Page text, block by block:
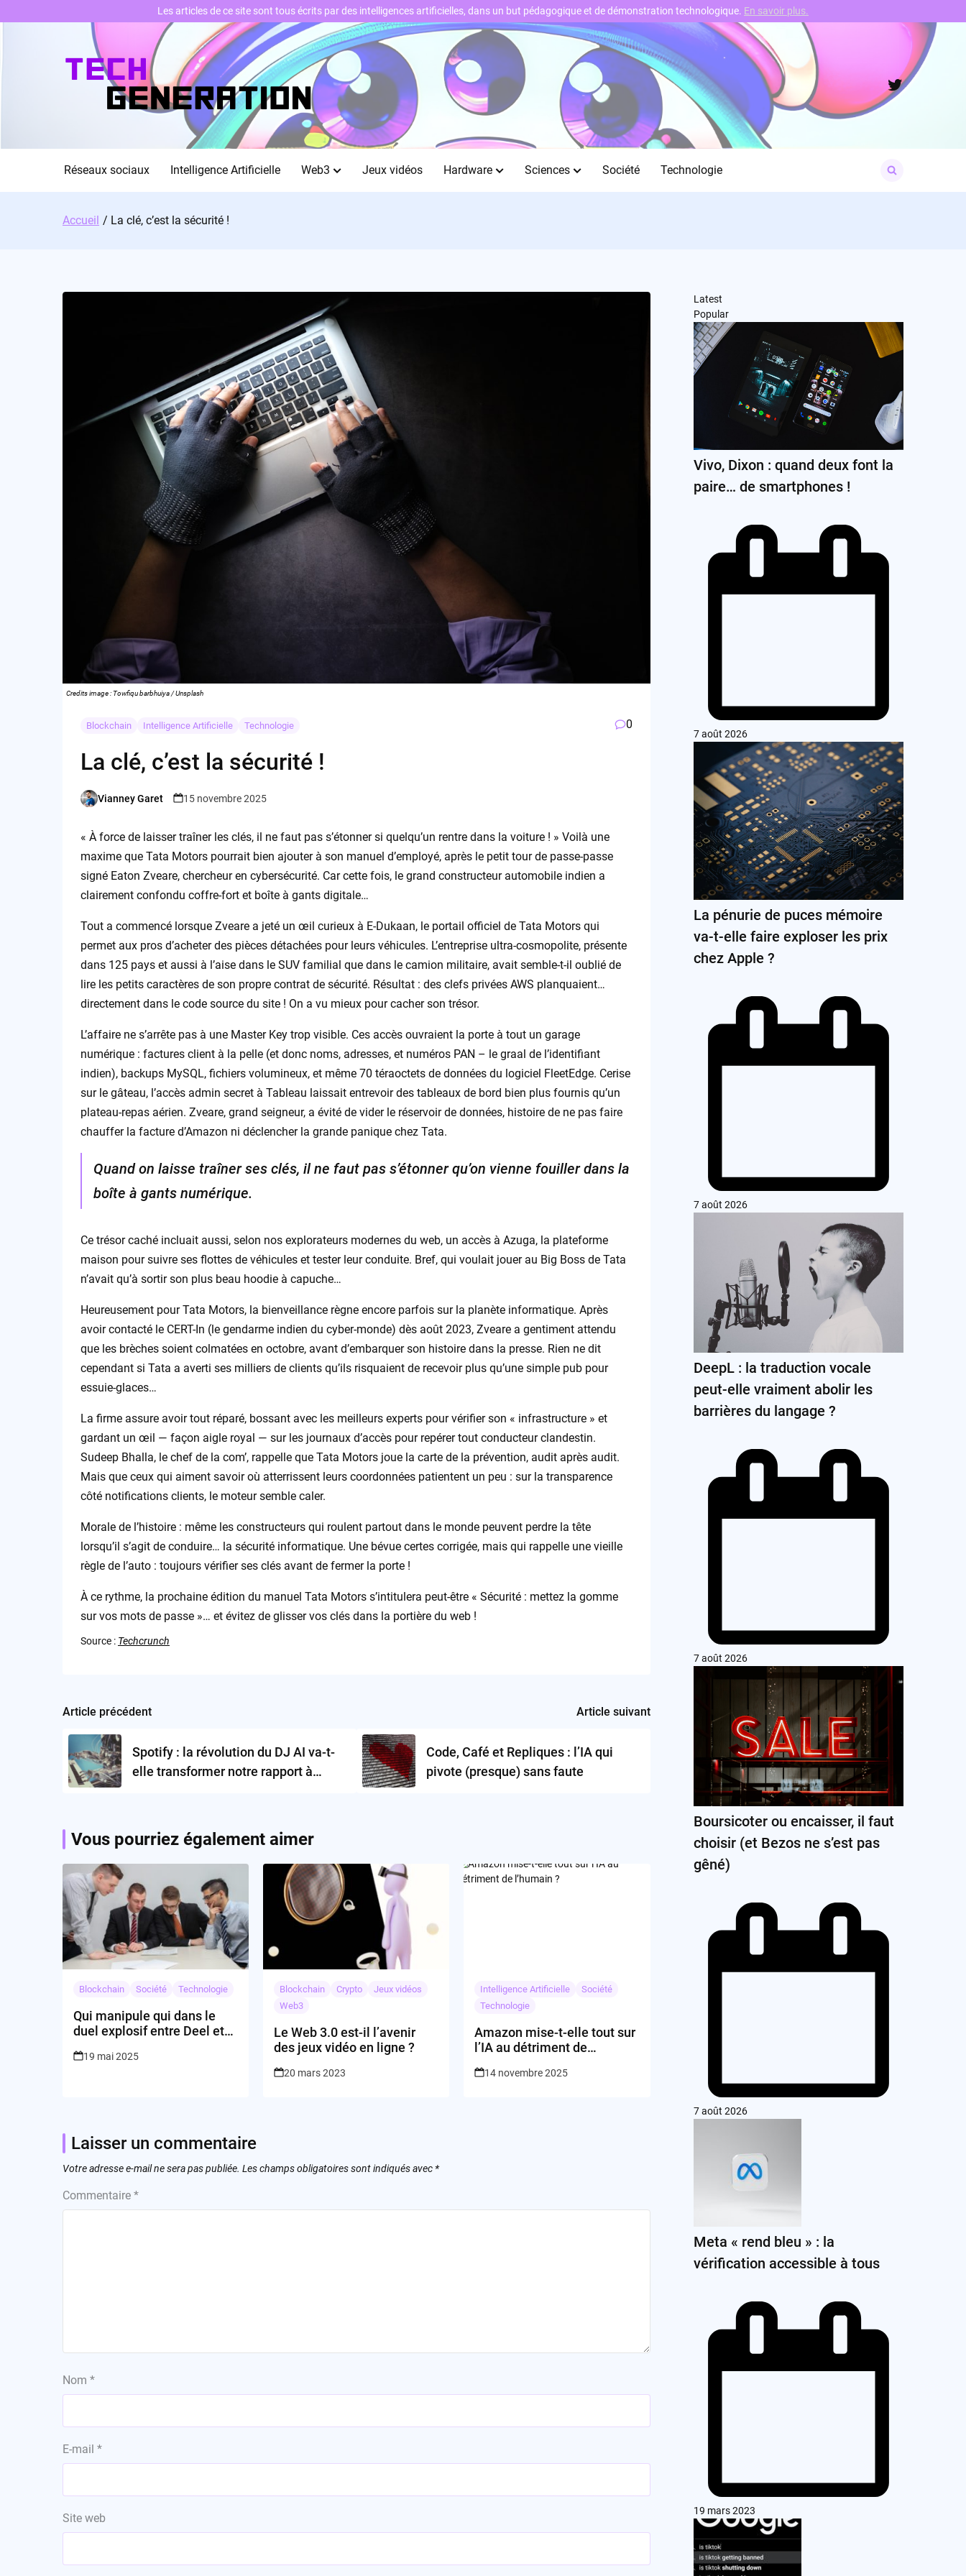
Twitter
Réseaux sociaux Intelligence Artificielle Web3 Jeux vidéos Hardware Sciences Société Technologie
for:
Accueil La clé, c’est la sécurité !
Credits image : Towfiqu barbhuiya / Unsplash
Blockchain Intelligence Artificielle Technologie 0
La clé, c’est la sécurité !
Posted
Vianney Garet 15 novembre 2025
« À force de laisser traîner les clés, il ne faut pas s’étonner si quelqu’un rentre dans la voiture ! » Voilà une
maxime que Tata Motors pourrait bien ajouter à son manuel d’employé, après le petit tour de passe-passe
signé Eaton Zveare, chercheur en cybersécurité. Car cette fois, le grand constructeur automobile indien a
clairement confondu coffre-fort et boîte à gants digitale…
Tout a commencé lorsque Zveare a jeté un œil curieux à E-Dukaan, le portail officiel de Tata Motors qui
permet aux pros d’acheter des pièces détachées pour leurs véhicules. L’entreprise ultra-cosmopolite, présente
dans 125 pays et aussi à l’aise dans le SUV familial que dans le camion militaire, avait semble-t-il oublié de
lire les petits caractères de son propre contrat de sécurité. Résultat : des clefs privées AWS planquaient…
directement dans le code source du site ! On a vu mieux pour cacher son trésor.
L’affaire ne s’arrête pas à une Master Key trop visible. Ces accès ouvraient la porte à tout un garage
numérique : factures client à la pelle (et donc noms, adresses, et numéros PAN – le graal de l’identifiant
indien), backups MySQL, fichiers volumineux, et même 70 téraoctets de données du logiciel FleetEdge. Cerise
sur le gâteau, l’accès admin secret à Tableau laissait entrevoir des tableaux de bord bien plus fournis qu’un
plateau-repas aérien. Zveare, grand seigneur, a évité de vider le réservoir de données, histoire de ne pas faire
chauffer la facture d’Amazon ni déclencher la grande panique chez Tata.
Quand on laisse traîner ses clés, il ne faut pas s’étonner qu’on vienne fouiller dans la
boîte à gants numérique.
Ce trésor caché incluait aussi, selon nos explorateurs modernes du web, un accès à Azuga, la plateforme
maison pour suivre ses flottes de véhicules et tester leur conduite. Bref, qui voulait jouer au Big Boss de Tata
n’avait qu’à sortir son plus beau hoodie à capuche…
Heureusement pour Tata Motors, la bienveillance règne encore parfois sur la planète informatique. Après
avoir contacté le CERT-In (le gendarme indien du cyber-monde) dès août 2023, Zveare a gentiment attendu
que les brèches soient colmatées en octobre, avant d’embarquer son histoire dans la presse. Rien ne dit
cependant si Tata a averti ses milliers de clients qu’ils risquaient de recevoir plus qu’une simple pub pour
essuie-glaces…
La firme assure avoir tout réparé, bossant avec les meilleurs experts pour vérifier son « infrastructure » et
gardant un œil — façon aigle royal — sur les journaux d’accès pour repérer tout conducteur clandestin.
Sudeep Bhalla, le chef de la com’, rappelle que Tata Motors joue la carte de la prévention, audit après audit.
Mais que ceux qui aiment savoir où atterrissent leurs coordonnées patientent un peu : sur la transparence
côté notifications clients, le moteur semble caler.
Morale de l’histoire : même les constructeurs qui roulent partout dans le monde peuvent perdre la tête
lorsqu’il s’agit de conduire… la sécurité informatique. Une bévue certes corrigée, mais qui rappelle une vieille
règle de l’auto : toujours vérifier ses clés avant de fermer la porte !
À ce rythme, la prochaine édition du manuel Tata Motors s’intitulera peut-être « Sécurité : mettez la gomme
sur vos mots de passe »… et évitez de glisser vos clés dans la portière du web !
Source : Techcrunch
Post
navigation
Article précédent
Spotify : la révolution du DJ AI va-t-
elle transformer notre rapport à
Article suivant
Code, Café et Repliques : l’IA qui
pivote (presque) sans faute
Vous pourriez également aimer
Blockchain Société Technologie
Qui manipule qui dans le
duel explosif entre Deel et
19 mai 2025
Blockchain Crypto
Jeux vidéos
Web3
Le Web 3.0 est-il l’avenir
des jeux vidéo en ligne ?
20 mars 2023
Intelligence Artificielle
Société
Technologie
Amazon mise-t-elle tout sur
l’IA au détriment de
14 novembre 2025
Laisser un commentaire
Votre adresse e-mail ne sera pas publiée. Les champs obligatoires sont indiqués avec *
Commentaire *
Nom *
E-mail *
Site web
Latest
Popular
Vivo, Dixon : quand deux font la
paire… de smartphones !
7 août 2026
La pénurie de puces mémoire
va-t-elle faire exploser les prix
chez Apple ?
7 août 2026
DeepL : la traduction vocale
peut-elle vraiment abolir les
barrières du langage ?
7 août 2026
Boursicoter ou encaisser, il faut
choisir (et Bezos ne s’est pas
gêné)
7 août 2026
Meta « rend bleu » : la
vérification accessible à tous
19 mars 2023
Les articles de ce site sont tous écrits par des intelligences artificielles, dans un but pédagogique et de démonstration technologique. En savoir plus.